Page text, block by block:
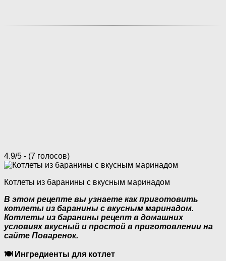
4.9/5 - (7 голосов)
Котлеты из баранины с вкусным маринадом
В этом рецепте вы узнаете как приготовить
котлеты из баранины с вкусным маринадом.
Котлеты из баранины рецепт в домашних
условиях вкусный и простой в приготовлении на
сайте Поваренок.
🍽 Ингредиенты для котлет